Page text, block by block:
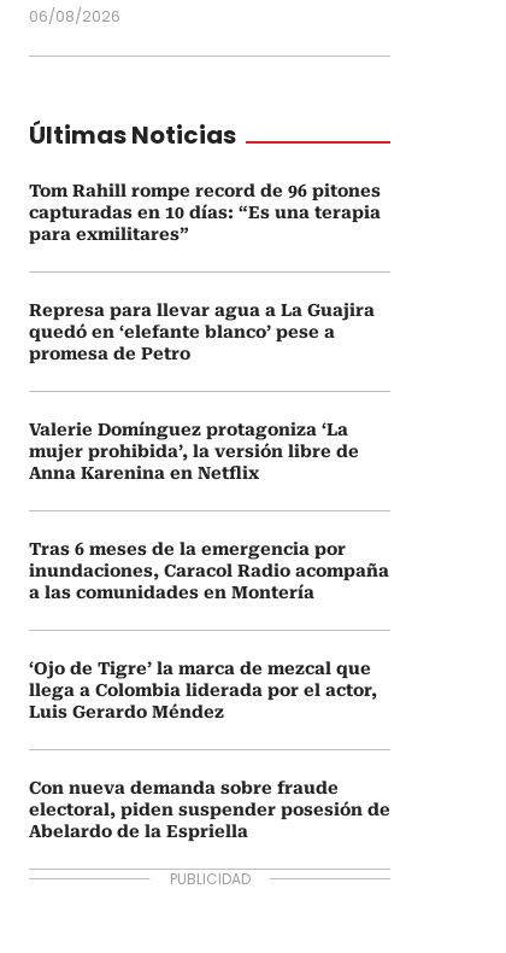
06/08/2026
Últimas Noticias
Tom Rahill rompe record de 96 pitones
capturadas en 10 días: “Es una terapia
para exmilitares”
Represa para llevar agua a La Guajira
quedó en ‘elefante blanco’ pese a
promesa de Petro
Valerie Domínguez protagoniza ‘La
mujer prohibida’, la versión libre de
Anna Karenina en Netflix
Tras 6 meses de la emergencia por
inundaciones, Caracol Radio acompaña
a las comunidades en Montería
‘Ojo de Tigre’ la marca de mezcal que
llega a Colombia liderada por el actor,
Luis Gerardo Méndez
Con nueva demanda sobre fraude
electoral, piden suspender posesión de
Abelardo de la Espriella